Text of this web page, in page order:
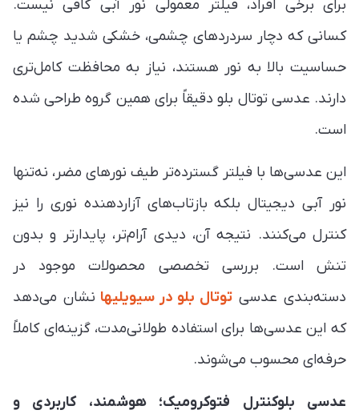
برای برخی افراد، فیلتر معمولی نور آبی کافی نیست.
کسانی که دچار سردردهای چشمی، خشکی شدید چشم یا
حساسیت بالا به نور هستند، نیاز به محافظت کامل‌تری
دارند. عدسی توتال بلو دقیقاً برای همین گروه طراحی شده
است.
این عدسی‌ها با فیلتر گسترده‌تر طیف نورهای مضر، نه‌تنها
نور آبی دیجیتال بلکه بازتاب‌های آزاردهنده نوری را نیز
کنترل می‌کنند. نتیجه آن، دیدی آرام‌تر، پایدارتر و بدون
تنش است. بررسی تخصصی محصولات موجود در
دسته‌بندی عدسی توتال بلو در سیویلیها نشان می‌دهد
که این عدسی‌ها برای استفاده طولانی‌مدت، گزینه‌ای کاملاً
حرفه‌ای محسوب می‌شوند.
عدسی بلوکنترل فتوکرومیک؛ هوشمند، کاربردی و